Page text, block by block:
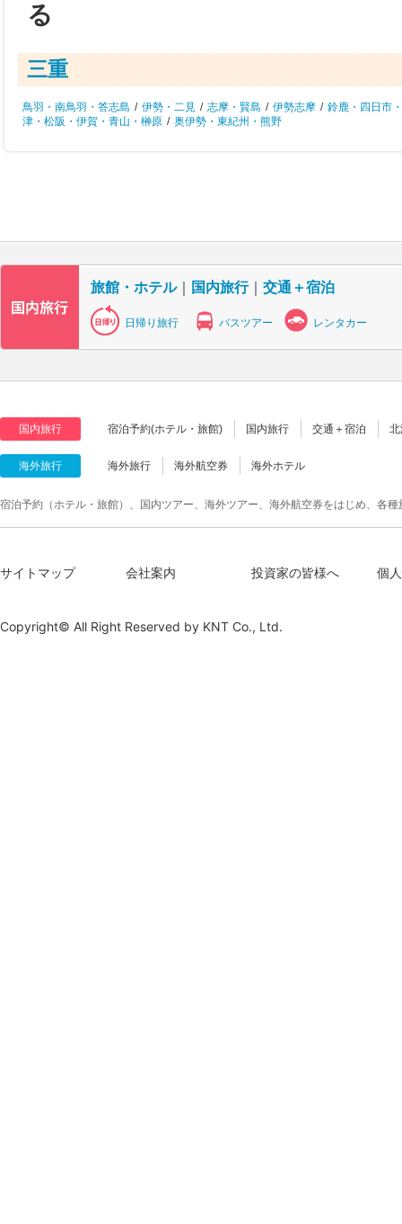
る
三重
鳥羽・南鳥羽・答志島 / 伊勢・二見 / 志摩・賢島 / 伊勢志摩 / 鈴鹿・四日市
津・松阪・伊賀・青山・榊原 / 奥伊勢・東紀州・熊野
旅館・ホテル｜ 国内旅行｜ 交通＋宿泊
日帰り旅行 バスツアー レンタカー
国内旅行 宿泊予約(ホテル・旅館) 国内旅行 交通＋宿泊
海外旅行 海外旅行 海外航空券 海外ホテル
宿泊予約（ホテル・旅館）、国内ツアー、海外ツアー、海外航空券をはじめ、各
サイトマップ 会社案内 投資家の皆様へ 個
Copyright© All Right Reserved by KNT Co., Ltd.